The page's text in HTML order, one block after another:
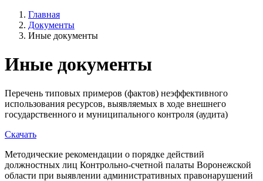
Главная
Документы
Иные документы
Иные документы
Перечень типовых примеров (фактов) неэффективного
использования ресурсов, выявляемых в ходе внешнего
государственного и муниципального контроля (аудита)
Скачать
Методические рекомендации о порядке действий
должностных лиц Контрольно-счетной палаты Воронежской
области при выявлении административных правонарушений